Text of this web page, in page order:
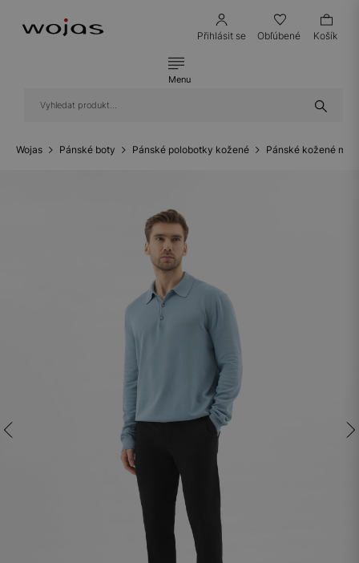
Přihlásit se Obľúbené Košík
Menu
Wojas Pánské boty Pánské polobotky kožené Pánské kožené